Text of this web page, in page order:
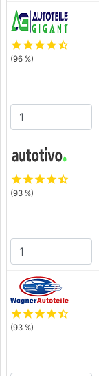
starstarstarstarstar_half
(96 %)
starstarstarstarstar_half
(93 %)
starstarstarstarstar_half
(93 %)